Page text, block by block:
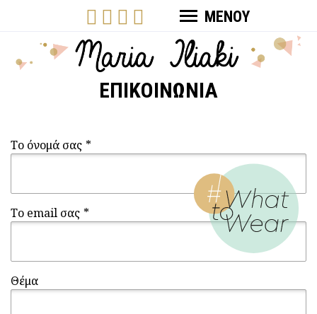
ΜΕΝΟΥ
ΕΠΙΚΟΙΝΩΝΊΑ
Το όνομά σας *
Το email σας *
Θέμα